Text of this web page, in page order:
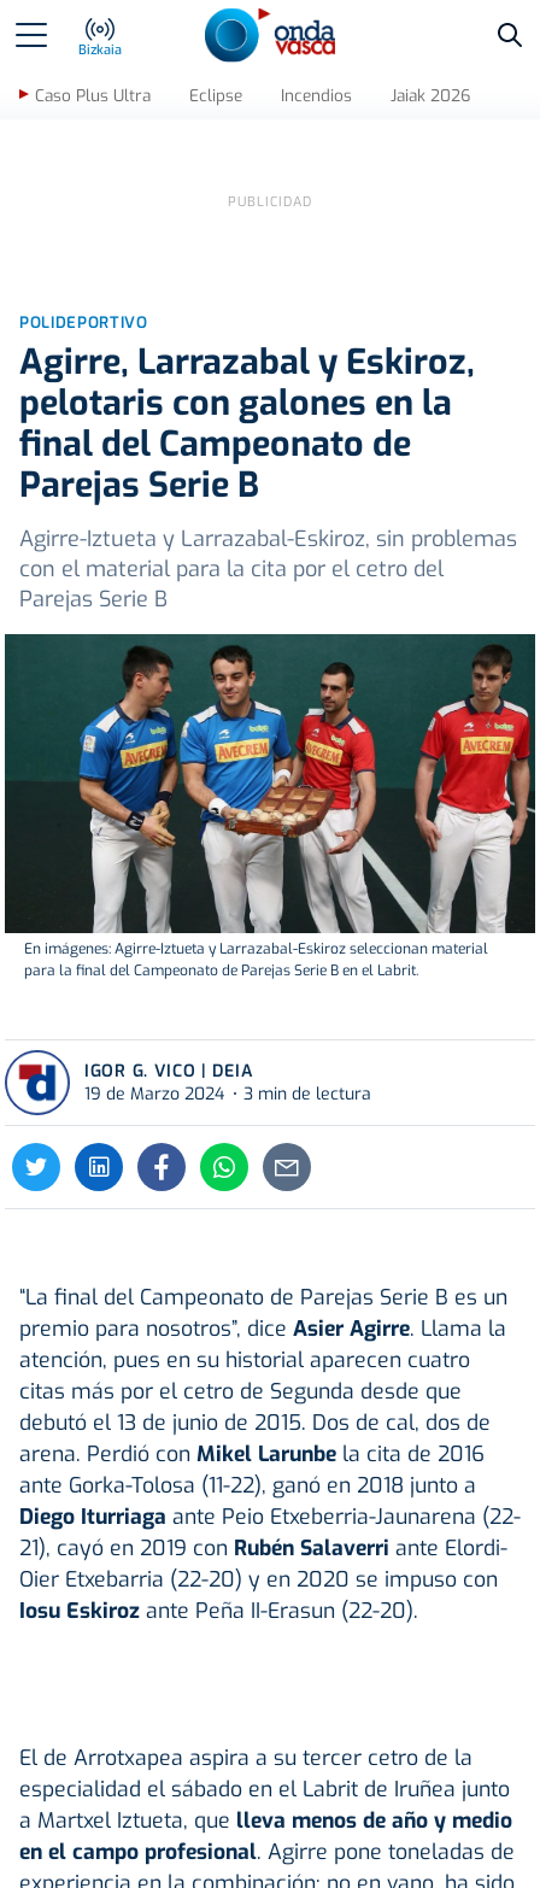
Bizkaia
Caso Plus Ultra Eclipse Incendios Jaiak 2026
POLIDEPORTIVO
Agirre, Larrazabal y Eskiroz,
pelotaris con galones en la
final del Campeonato de
Parejas Serie B
Agirre-Iztueta y Larrazabal-Eskiroz, sin problemas
con el material para la cita por el cetro del
Parejas Serie B
En imágenes: Agirre-Iztueta y Larrazabal-Eskiroz seleccionan material
para la final del Campeonato de Parejas Serie B en el Labrit.
IGOR G. VICO | DEIA
19 de Marzo 2024
3 min de lectura
“La final del Campeonato de Parejas Serie B es un
premio para nosotros”, dice Asier Agirre. Llama la
atención, pues en su historial aparecen cuatro
citas más por el cetro de Segunda desde que
debutó el 13 de junio de 2015. Dos de cal, dos de
arena. Perdió con Mikel Larunbe la cita de 2016
ante Gorka-Tolosa (11-22), ganó en 2018 junto a
Diego Iturriaga ante Peio Etxeberria-Jaunarena (22-
21), cayó en 2019 con Rubén Salaverri ante Elordi-
Oier Etxebarria (22-20) y en 2020 se impuso con
Iosu Eskiroz ante Peña II-Erasun (22-20).
El de Arrotxapea aspira a su tercer cetro de la
especialidad el sábado en el Labrit de Iruñea junto
a Martxel Iztueta, que lleva menos de año y medio
en el campo profesional. Agirre pone toneladas de